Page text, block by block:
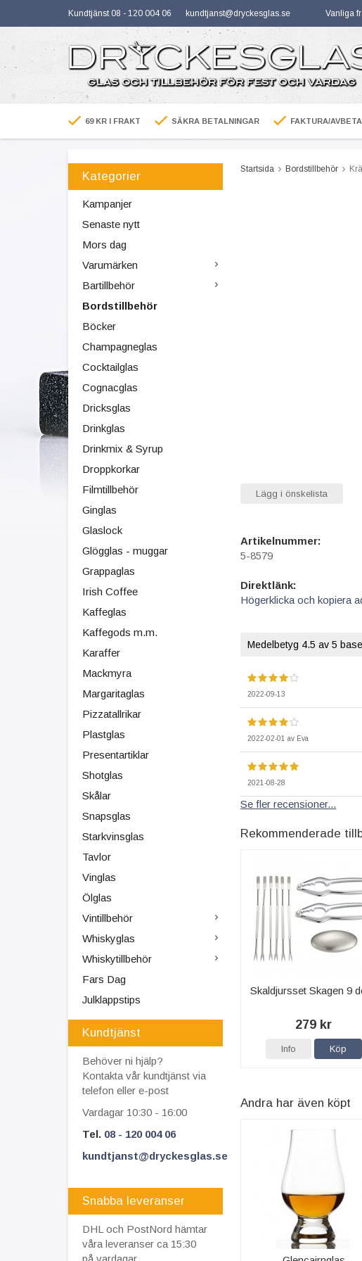
Kundtjänst 08 - 120 004 06 kundtjanst@dryckesglas.se Vanliga
69 KR I FRAKT SÄKRA BETALNINGAR FAKTURA/
Kategorier
Kampanjer
Senaste nytt
Mors dag
Varumärken
Bartillbehör
Bordstillbehör
Böcker
Champagneglas
Cocktailglas
Cognacglas
Dricksglas
Drinkglas
Drinkmix & Syrup
Droppkorkar
Filmtillbehör
Ginglas
Glaslock
Glögglas - muggar
Grappaglas
Irish Coffee
Kaffeglas
Kaffegods m.m.
Karaffer
Mackmyra
Margaritaglas
Pizzatallrikar
Plastglas
Presentartiklar
Shotglas
Skålar
Snapsglas
Starkvinsglas
Tavlor
Vinglas
Ölglas
Vintillbehör
Whiskyglas
Whiskytillbehör
Fars Dag
Julklappstips
Kundtjänst
Behöver ni hjälp?
Kontakta vår kundtjänst via
telefon eller e-post
Vardagar 10:30 - 16:00
Tel. 08 - 120 004 06
kundtjanst@dryckesglas.se
Snabba leveranser
DHL och PostNord hämtar
våra leveranser ca 15:30
på vardagar.
Startsida Bordstillbehör
Lägg i önskelista
Artikelnummer:
5-8579
Direktlänk:
Högerklicka och kopiera
Medelbetyg 4.5 av 5
2022-09-13
2022-02-01 av Eva
2021-08-28
Se fler recensioner...
Rekommenderade
Skaldjursset Skagen 9
279 kr
Info Köp
Andra har även köpt